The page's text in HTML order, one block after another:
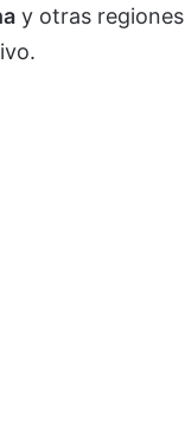
y otras regiones